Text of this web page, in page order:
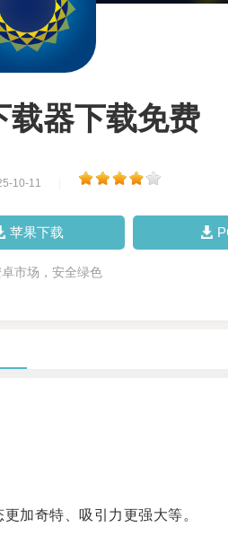
载器下载免费
10-11
苹果下载
市场，安全绿色
加奇特、吸引力更强大等。